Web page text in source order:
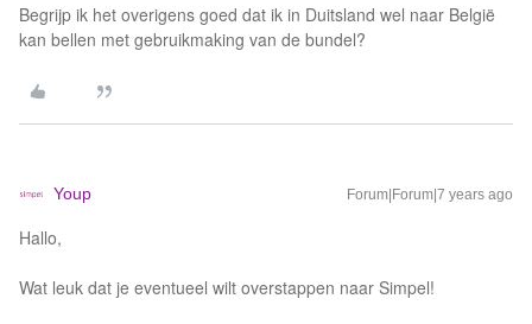
Begrijp ik het overigens goed dat ik in Duitsland wel naar België
kan bellen met gebruikmaking van de bundel?
Youp Forum|Forum|7 years ago
Hallo,
Wat leuk dat je eventueel wilt overstappen naar Simpel!